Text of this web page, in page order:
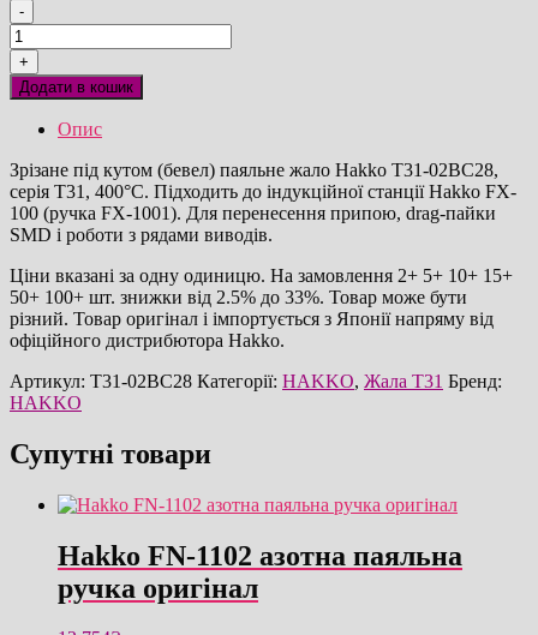
-
Hakko
T31-
02BC28
паяльне
оригінал
кількість
+
Додати в кошик
Опис
Зрізане під кутом (бевел) паяльне жало Hakko T31-02BC28,
серія T31, 400°C. Підходить до індукційної станції Hakko FX-
100 (ручка FX-1001). Для перенесення припою, drag-пайки
SMD і роботи з рядами виводів.
Ціни вказані за одну одиницю. На замовлення 2+ 5+ 10+ 15+
50+ 100+ шт. знижки від 2.5% до 33%. Товар може бути
різний. Товар оригінал і імпортується з Японії напряму від
офіційного дистрибютора Hakko.
Артикул: T31-02BC28 Категорії: HAKKO, Жала T31 Бренд:
HAKKO
Супутні товари
Hakko FN-1102 азотна паяльна
ручка оригінал